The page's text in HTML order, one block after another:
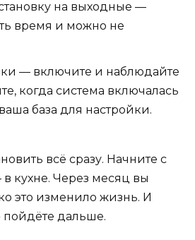
на выходные —
время и можно не
— включите и наблюдайте
когда система включалась
база для настройки.
всё сразу. Начните с
кухне. Через месяц вы
это изменило жизнь. И
пойдёте дальше.